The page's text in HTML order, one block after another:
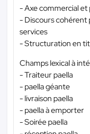
- Axe commercial
- Discours cohérent
services
- Structuration en
Champs lexical à
- Traiteur paella
- paella géante
- livraison paella
- paella à emporter
- Soirée paella